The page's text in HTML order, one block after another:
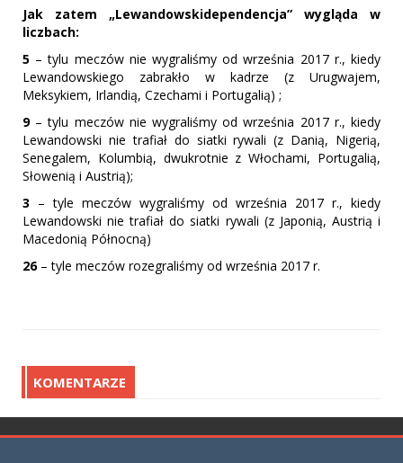
Jak zatem „Lewandowskidependencja” wygląda w
liczbach:
5 – tylu meczów nie wygraliśmy od września 2017 r., kiedy
Lewandowskiego zabrakło w kadrze (z Urugwajem,
Meksykiem, Irlandią, Czechami i Portugalią) ;
9– tylu meczów nie wygraliśmy od września 2017 r., kiedy
Lewandowski nie trafiał do siatki rywali (z Danią, Nigerią,
Senegalem, Kolumbią, dwukrotnie z Włochami, Portugalią,
Słowenią i Austrią);
3 – tyle meczów wygraliśmy od września 2017 r., kiedy
Lewandowski nie trafiał do siatki rywali (z Japonią, Austrią i
Macedonią Północną)
26– tyle meczów rozegraliśmy od września 2017 r.
KOMENTARZE